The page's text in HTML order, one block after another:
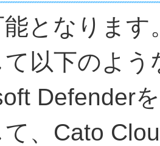
となります
以下のよ
Defender
、Cato